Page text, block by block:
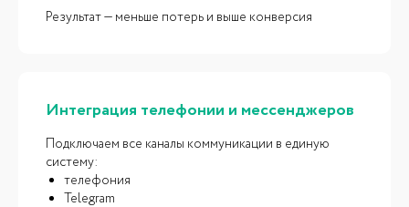
Результат — меньше потерь и выше конверсия
Интеграция телефонии и мессенджеров
Подключаем все каналы коммуникации в единую
систему:
телефония
Telegram
Почему выбирают
iCORP
ОСОБЕННОСТИ